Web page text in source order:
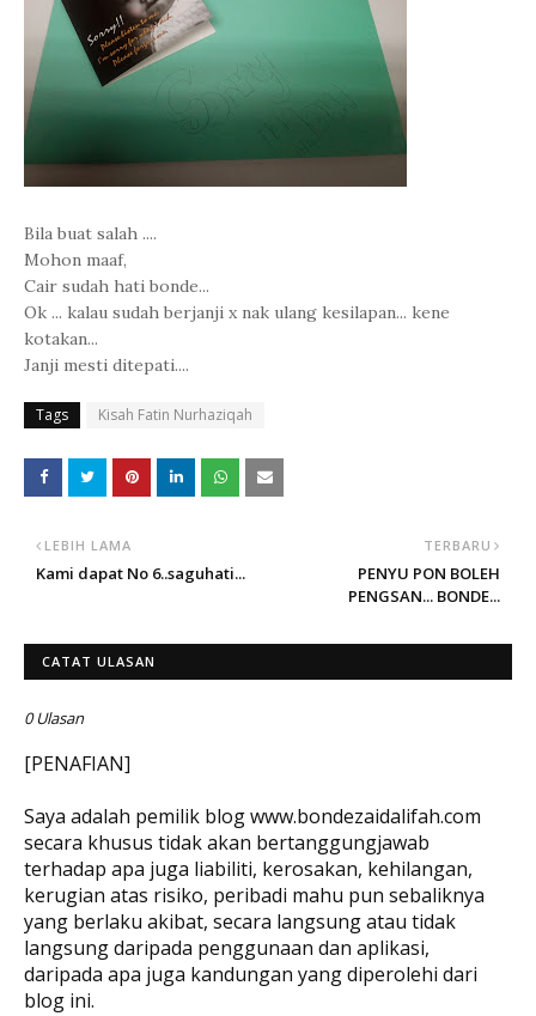
Bila buat salah ....
Mohon maaf,
Cair sudah hati bonde...
Ok ... kalau sudah berjanji x nak ulang kesilapan... kene
kotakan...
Janji mesti ditepati....
Tags Kisah Fatin Nurhaziqah
TERBARU
PENYU PON BOLEH
PENGSAN... BONDE...
LEBIH LAMA
Kami dapat No 6..saguhati...
CATAT ULASAN
0 Ulasan
[PENAFIAN]
Saya adalah pemilik blog www.bondezaidalifah.com
secara khusus tidak akan bertanggungjawab
terhadap apa juga liabiliti, kerosakan, kehilangan,
kerugian atas risiko, peribadi mahu pun sebaliknya
yang berlaku akibat, secara langsung atau tidak
langsung daripada penggunaan dan aplikasi,
daripada apa juga kandungan yang diperolehi dari
blog ini.